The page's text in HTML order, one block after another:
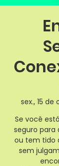
sex., 15 de
Se você
seguro para
ou tem tido
sem